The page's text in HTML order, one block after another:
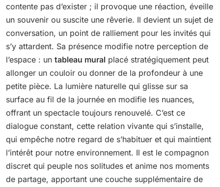
contente pas d’exister ; il provoque une réaction, éveille
un souvenir ou suscite une rêverie. Il devient un sujet de
conversation, un point de ralliement pour les invités qui
s’y attardent. Sa présence modifie notre perception de
l’espace : un tableau mural placé stratégiquement peut
allonger un couloir ou donner de la profondeur à une
petite pièce. La lumière naturelle qui glisse sur sa
surface au fil de la journée en modifie les nuances,
offrant un spectacle toujours renouvelé. C’est ce
dialogue constant, cette relation vivante qui s’installe,
qui empêche notre regard de s’habituer et qui maintient
l’intérêt pour notre environnement. Il est le compagnon
discret qui peuple nos solitudes et anime nos moments
de partage, apportant une couche supplémentaire de